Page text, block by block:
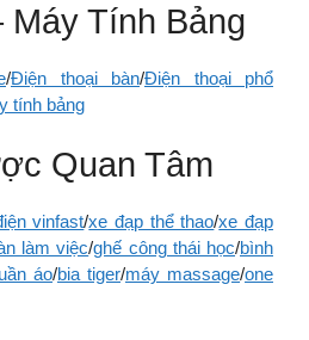
Tính Bảng
/Điện thoại bàn/Điện thoại phổ
tính bảng
Quan Tâm
vinfast/xe đạp thể thao/xe đạp
làm việc/ghế công thái học/bình
áo/bia tiger/máy massage/one